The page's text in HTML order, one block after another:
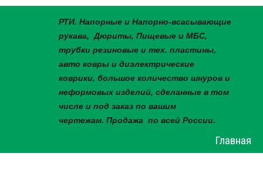
РТИ. Напорные и Напорно-всасывающие
рукава, Дюриты, Пищевые и МБС,
трубки резиновые и тех. пластины,
авто ковры и диэлектрические
коврики, большое количество шнуров и
неформовых изделий, сделанные в том
числе и под заказ по вашим
чертежам. Продажа по всей России.
Главная